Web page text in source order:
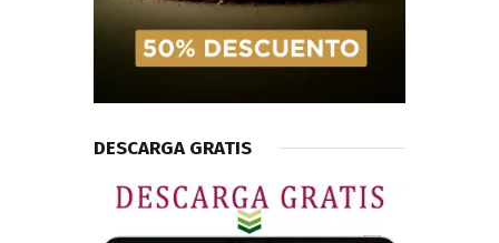
DESCARGA GRATIS